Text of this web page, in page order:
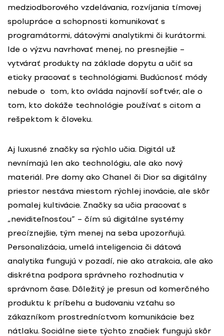
medziodborového vzdelávania, rozvíjania tímovej
spolupráce a schopnosti komunikovať s
programátormi, dátovými analytikmi či kurátormi.
Ide o výzvu navrhovať menej, no presnejšie –
vytvárať produkty na základe dopytu a učiť sa
eticky pracovať s technológiami. Budúcnosť módy
nebude o tom, kto ovláda najnovší softvér, ale o
tom, kto dokáže technológie používať s citom a
rešpektom k človeku.
Aj luxusné značky sa rýchlo učia. Digitál už
nevnímajú len ako technológiu, ale ako nový
materiál. Pre domy ako Chanel či Dior sa digitálny
priestor nestáva miestom rýchlej inovácie, ale skôr
pomalej kultivácie. Značky sa učia pracovať s
„neviditeľnosťou“ – čím sú digitálne systémy
precíznejšie, tým menej na seba upozorňujú.
Personalizácia, umelá inteligencia či dátová
analytika fungujú v pozadí, nie ako atrakcia, ale ako
diskrétna podpora správneho rozhodnutia v
správnom čase. Dôležitý je presun od komerčného
produktu k príbehu a budovaniu vzťahu so
zákazníkom prostredníctvom komunikácie bez
nátlaku. Sociálne siete týchto značiek fungujú skôr